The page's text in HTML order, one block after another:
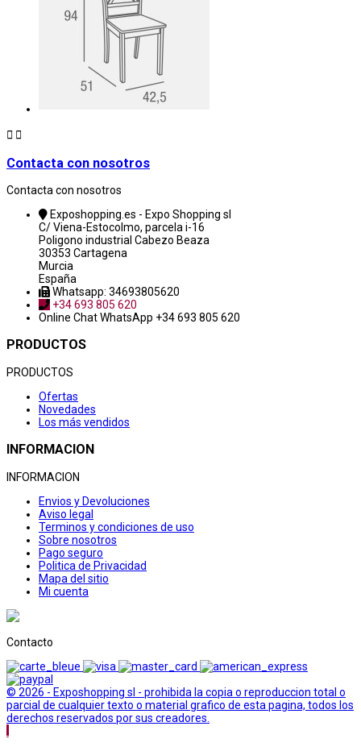
 
Contacta con nosotros
Contacta con nosotros
Exposhopping.es - Expo Shopping sl
C/ Viena-Estocolmo, parcela i-16
Poligono industrial Cabezo Beaza
30353 Cartagena
Murcia
España
Whatsapp: 34693805620
+34 693 805 620
Online ChatWhatsApp +34 693 805 620
PRODUCTOS
PRODUCTOS
Ofertas
Novedades
Los más vendidos
INFORMACION
INFORMACION
Envios y Devoluciones
Aviso legal
Terminos y condiciones de uso
Sobre nosotros
Pago seguro
Politica de Privacidad
Mapa del sitio
Mi cuenta
Contacto
© 2026 - Exposhopping sl - prohibida la copia o reproduccion total o
parcial de cualquier texto o material grafico de esta pagina, todos los
derechos reservados por sus creadores.